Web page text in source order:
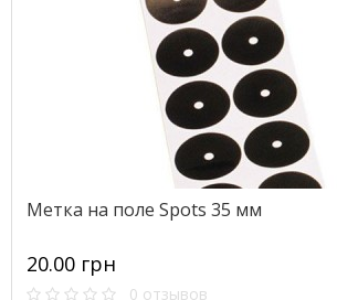
Метка на поле Spots 35 мм
20.00 грн
0 отзывов